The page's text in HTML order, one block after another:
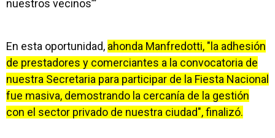
nuestros vecinos”’
En esta oportunidad, ahonda Manfredotti, "la adhesión
de prestadores y comerciantes a la convocatoria de
nuestra Secretaria para participar de la Fiesta Nacional
fue masiva, demostrando la cercanía de la gestión
con el sector privado de nuestra ciudad", finalizó.